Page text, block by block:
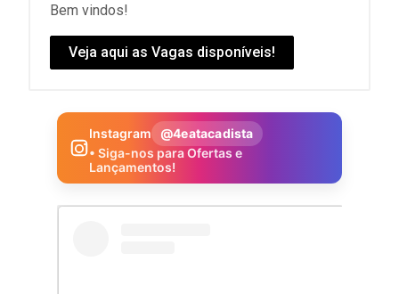
Bem vindos!
Veja aqui as Vagas disponíveis!
Instagram
@4eatacadista
• Siga-nos para Ofertas e
Lançamentos!